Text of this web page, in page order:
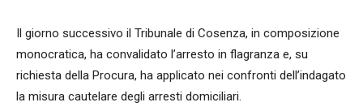
Il giorno successivo il Tribunale di Cosenza, in composizione
monocratica, ha convalidato l’arresto in flagranza e, su
richiesta della Procura, ha applicato nei confronti dell’indagato
la misura cautelare degli arresti domiciliari.